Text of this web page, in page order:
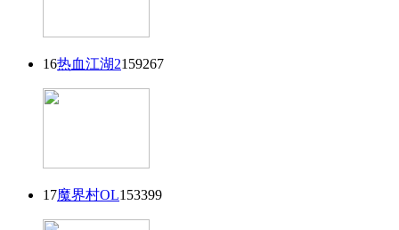
16热血江湖2159267
17魔界村OL153399